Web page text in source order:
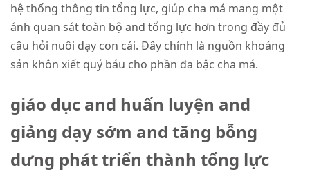
hệ thống thông tin tổng lực, giúp cha má mang một
ánh quan sát toàn bộ and tổng lực hơn trong đầy đủ
câu hỏi nuôi dạy con cái. Đây chính là nguồn khoáng
sản khôn xiết quý báu cho phần đa bậc cha má.
giáo dục and huấn luyện and
giảng dạy sớm and tăng bỗng
dưng phát triển thành tổng lực